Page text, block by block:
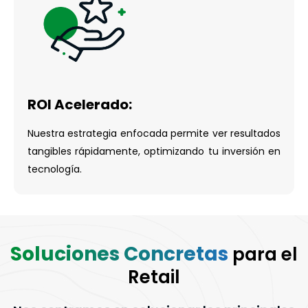
ROI Acelerado:
Nuestra estrategia enfocada permite ver resultados
tangibles rápidamente, optimizando tu inversión en
tecnología.
Soluciones Concretas para el
Retail